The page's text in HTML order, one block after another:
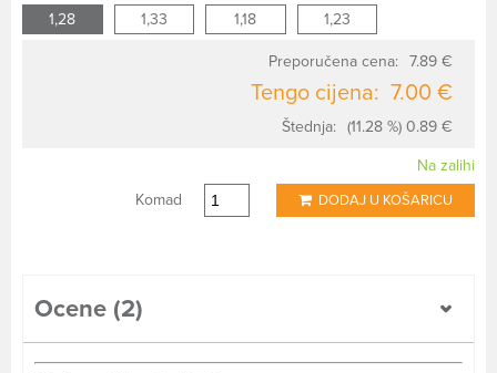
1,28
1,33 1,18 1,23
Preporučena cena: 7.89 €
Tengo cijena: 7.00 €
Štednja: (11.28 %) 0.89 €
Na zalihi
Komad
DODAJ U KOŠARICU
Ocene (2)